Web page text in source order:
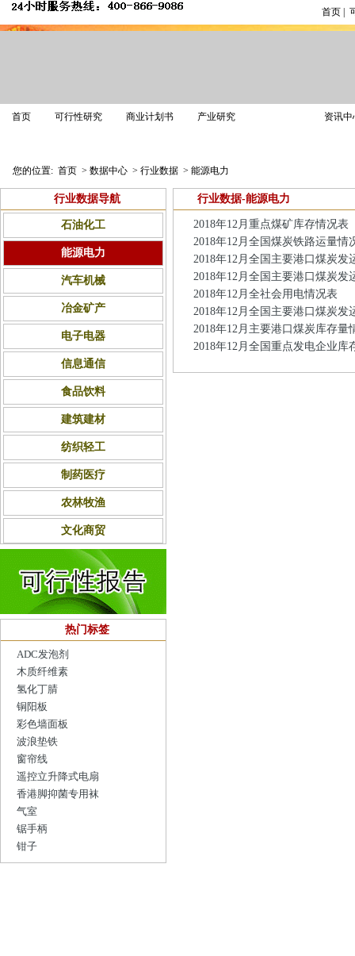
首页
首页 可行性研究 商业计划书 产业研究 资讯中
您的位置: 首页 > 数据中心 > 行业数据 > 能源电力
行业数据导航
石油化工
能源电力
汽车机械
冶金矿产
电子电器
信息通信
食品饮料
建筑建材
纺织轻工
制药医疗
农林牧渔
文化商贸
热门标签
ADC发泡剂
木质纤维素
氢化丁腈
铜阳板
彩色墙面板
波浪垫铁
窗帘线
遥控立升降式电扇
香港脚抑菌专用袜
气室
锯手柄
钳子
行业数据-能源电力
2018年12月重点煤矿库存情况表
2018年12月全国煤炭铁路运量情
2018年12月全国主要港口煤炭发
2018年12月全国主要港口煤炭发
2018年12月全社会用电情况表
2018年12月全国主要港口煤炭发
2018年12月主要港口煤炭库存量
2018年12月全国重点发电企业库